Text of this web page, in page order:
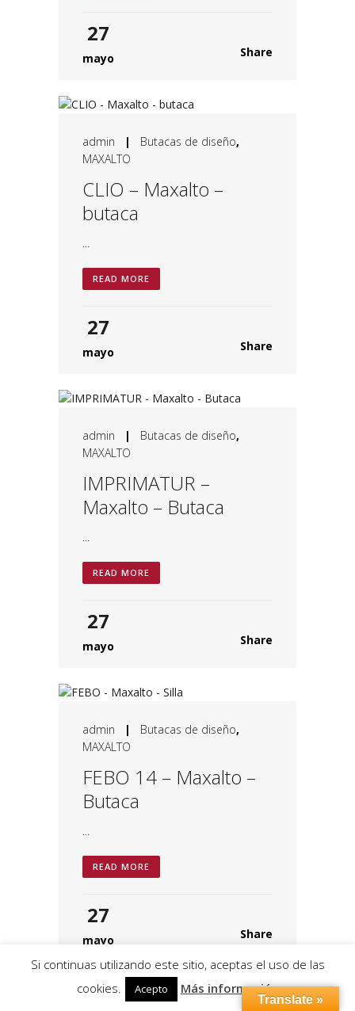
27
mayo Share
admin | Butacas de diseño,
MAXALTO
CLIO – Maxalto –
butaca
...
READ MORE
27
mayo Share
admin | Butacas de diseño,
MAXALTO
IMPRIMATUR –
Maxalto – Butaca
...
READ MORE
27
mayo Share
admin | Butacas de diseño,
MAXALTO
FEBO 14 – Maxalto –
Butaca
...
READ MORE
27
mayo Share
Si continuas utilizando este sitio, aceptas el uso de las
cookies.
Acepto Más información
Translate »